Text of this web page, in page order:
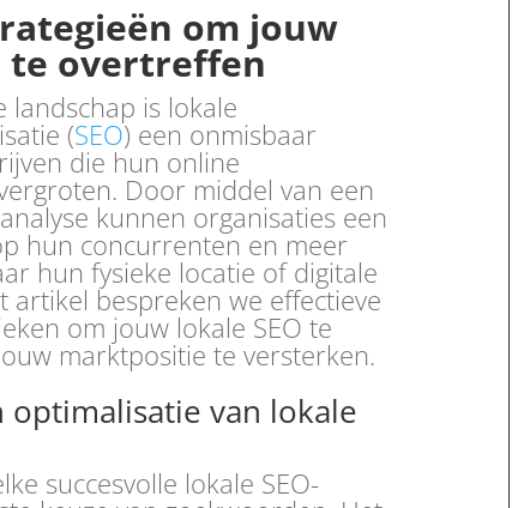
om jouw
overtreffen
landschap is lokale
(SEO) een onmisbaar
die hun online
Door middel van een
kunnen organisaties een
hun concurrenten en meer
hun fysieke locatie of digitale
artikel bespreken we effectieve
om jouw lokale SEO te
marktpositie te versterken.
optimalisatie van lokale
succesvolle lokale SEO-